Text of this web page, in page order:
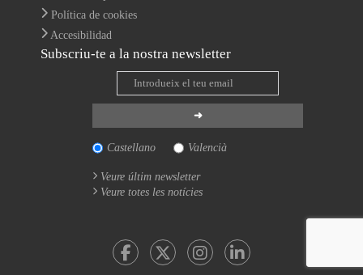
Política de cookies
Accesibilidad
Subscriu-te a la nostra newsletter
Castellano Valencià
Veure últim newsletter
Veure totes les notícies